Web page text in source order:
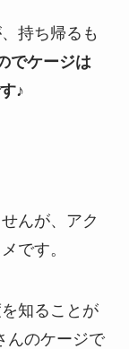
持ち帰るも
でケージは
♪
んが、アク
です。
知ることが
んのケージで